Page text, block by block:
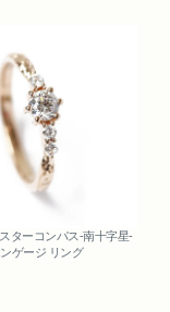
ターコンパス-南十字星-
ンゲージ リング